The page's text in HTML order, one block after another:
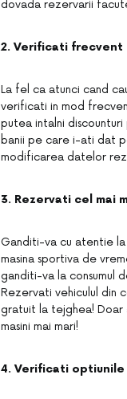
dovada rezervarii
2. Verificati frecvent
La fel ca atunci cand
verificati in mod
putea intalni
banii pe care i-ati dat
modificarea datelor
3. Rezervati cel mai
Ganditi-va cu atentie
masina sportiva de
ganditi-va la consumul
Rezervati vehiculul din
gratuit la tejghea! Doar
masini mai mari!
4. Verificati